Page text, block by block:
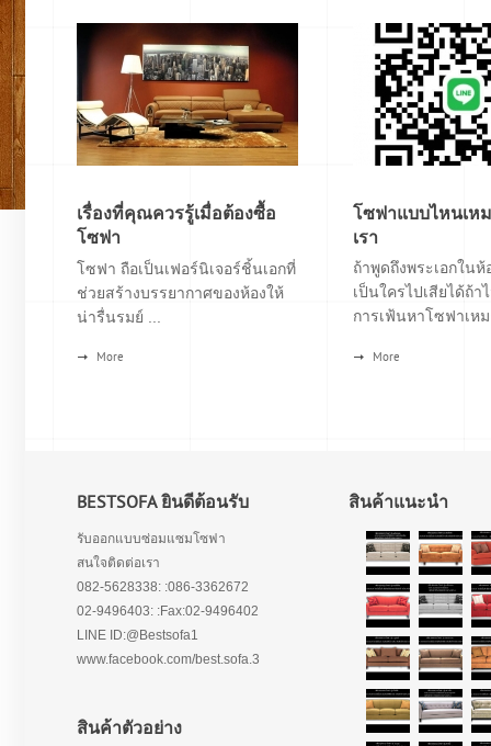
เรื่องที่คุณควรรู้เมื่อต้องซื้อ
โซฟา
โซฟา ถือเป็นเฟอร์นิเจอร์ชิ้นเอกที่
ช่วยสร้างบรรยากาศของห้องให้
น่ารื่นรมย์ ...
More
โซฟาแบบไหนเห
เรา
ถ้าพูดถึงพระเอกในห้
เป็นใครไปเสียได้ถ้า
การเฟ้นหาโซฟาเหม
More
BESTSOFA ยินดีต้อนรับ
รับออกแบบซ่อมแซมโซฟา
สนใจติดต่อเรา
082-5628338: :086-3362672
02-9496403: :Fax:02-9496402
LINE ID:@Bestsofa1
www.facebook.com/best.sofa.3
สินค้าตัวอย่าง
สินค้าแนะนำ